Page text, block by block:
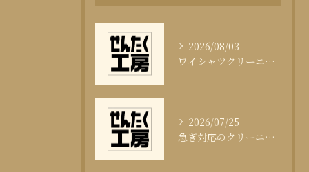
2026/08/03
ワイシャツクリーニング頻度と清潔感の科学
2026/07/25
急ぎ対応のクリーニング即日サービスの秘訣